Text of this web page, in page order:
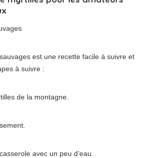
est une recette facile à suivre et
à suivre :
de la montagne.
avec un peu d’eau.